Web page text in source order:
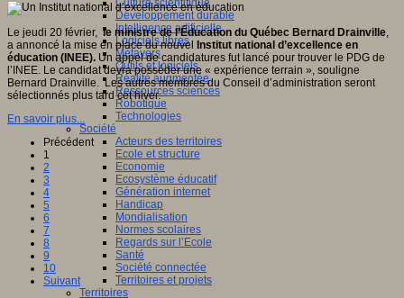
Culture scientifique
Développement durable
Intelligence artificielle
Logiciels libres
Métavers
Outils et logiciels
Réalité augmentée
Ressources sciences
Robotique
Technologies
Société
Acteurs des territoires
Ecole et structure
Economie
Ecosystème éducatif
Génération internet
Handicap
Mondialisation
Normes scolaires
Regards sur l’Ecole
Santé
Société connectée
Territoires et projets
Territoires
Le jeudi 20 février, le ministre de l’Éducation du Québec Bernard Drainville
a annoncé la mise en place du nouvel Institut national d’excellence en
éducation (INEE). Un appel de candidatures fut lancé pour trouver le PDG de
l’INEE. Le candidat devra posséder une « expérience terrain », souligne
Bernard Drainville. Les autres membres du Conseil d’administration seront
sélectionnés plus tard cet hiver.
En savoir plus...
Précédent
1
2
3
4
5
6
7
8
9
10
Suivant